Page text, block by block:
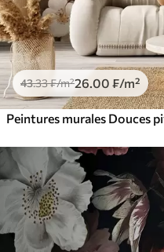
43.33₣/m²26.00 ₣/m²